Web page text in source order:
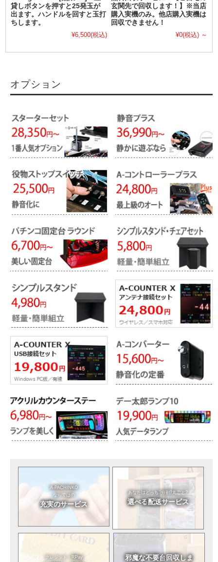
貸しボタンを押すと25発玉が
出ます。ハンドルを回すと玉打
ちします。
¥6,500(税込)
玄関先で回収します！】※当店
購入実機のみ。他店購入実機は
回収できません！
¥0(税込) ～
オプション
A-PACHINKO
ならではの
充実のサービス
あなたはどっち?分割?丸ごと?
選べる配送サービス
クレジット・RPay 邪魔な不要台回収しま